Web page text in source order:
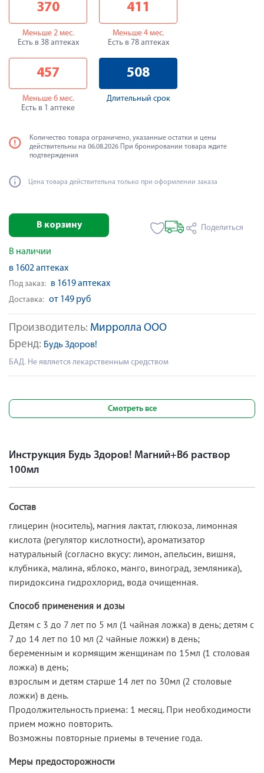
Производитель: Мирролла ООО
Бренд: Будь Здоров!
БАД. Не является лекарственным средством
370
Меньше 2 мес.
Есть в 38 аптеках
411
Меньше 4 мес.
Есть в 78 аптеках
457
Меньше 6 мес.
Есть в 1 аптеке
508
Длительный срок
Количество товара ограничено, указанные остатки и цены
действительны на 06.08.2026 При бронировании товара ждите
подтверждения
Цена товара действительна только при оформлении заказа
В корзину Поделиться
В наличии
в 1602 аптеках
Под заказ: в 1619 аптеках
Доставка: от 149 руб
Смотреть все
Инструкция Будь Здоров! Магний+В6 раствор
100мл
Состав
глицерин (носитель), магния лактат, глюкоза, лимонная
кислота (регулятор кислотности), ароматизатор
натуральный (согласно вкусу: лимон, апельсин, вишня,
клубника, малина, яблоко, манго, виноград, земляника),
пиридоксина гидрохлорид, вода очищенная.
Способ применения и дозы
Детям с 3 до 7 лет по 5 мл (1 чайная ложка) в день; детям с
7 до 14 лет по 10 мл (2 чайные ложки) в день;
беременным и кормящим женщинам по 15мл (1 столовая
ложка) в день;
взрослым и детям старше 14 лет по 30мл (2 столовые
ложки) в день.
Продолжительность приема: 1 месяц. При необходимости
прием можно повторить.
Возможны повторные приемы в течение года.
Меры предосторожности